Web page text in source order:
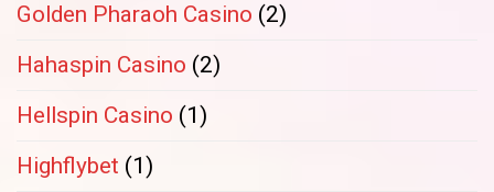
Golden Pharaoh Casino (2)
Hahaspin Casino (2)
Hellspin Casino (1)
Highflybet (1)